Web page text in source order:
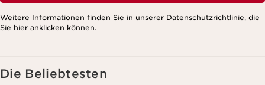
Weitere Informationen finden Sie in unserer Datenschutzrichtlinie, die
Sie hier anklicken können.
Die Beliebtesten